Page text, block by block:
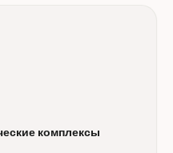
комплексы